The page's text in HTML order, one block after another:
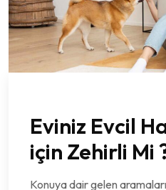
Eviniz Evcil
için Zehirli Mi
Konuya dair gelen